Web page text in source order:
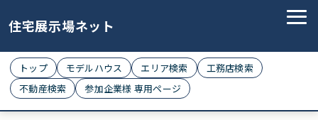
住宅展示場ネット
トップ モデルハウス エリア検索
工務店検索
不動産検索
参加企業様 専用ページ